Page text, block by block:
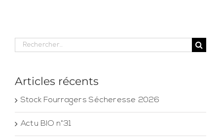
Rechercher:
Articles récents
Stock Fourragers Sécheresse 2026
Actu BIO n°31